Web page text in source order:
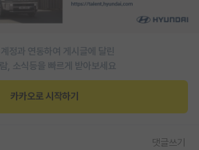
정과 연동하여 게시글에 달린
, 소식등을 빠르게 받아보세요
카카오로 시작하기
댓글쓰기